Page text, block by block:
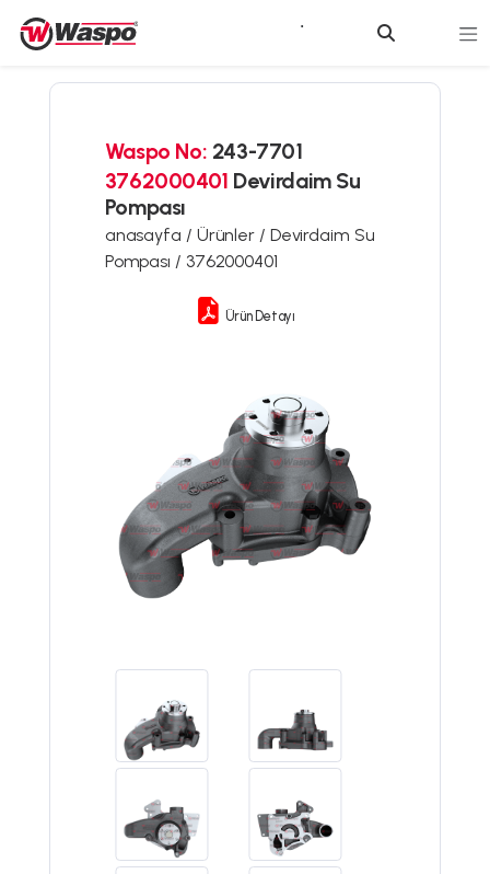
Waspo No: 243-7701
3762000401 Devirdaim Su
Pompası
anasayfa / Ürünler / Devirdaim Su
Pompası / 3762000401
Ürün Detayı